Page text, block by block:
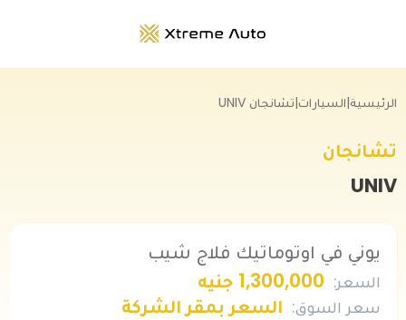
الرئيسية|السيارات|تشانجان UNIV
تشانجان
UNIV
يوني في اوتوماتيك فلاج شيب
السعر: 1,300,000 جنيه
سعر السوق: السعر بمقر الشركة